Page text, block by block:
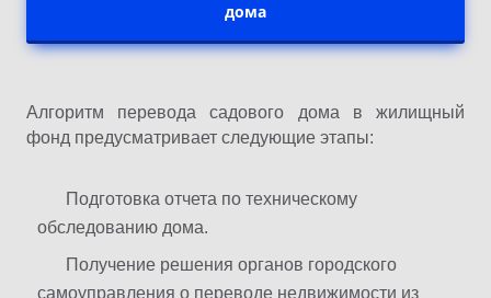
дома
Алгоритм перевода садового дома в жилищный
фонд предусматривает следующие этапы:
Подготовка отчета по техническому
обследованию дома.
Получение решения органов городского
самоуправления о переводе недвижимости из